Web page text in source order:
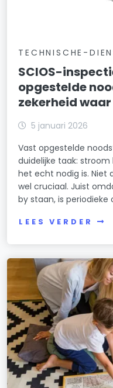
TECHNISCHE-
SCIOS-
opgestelde
zekerheid
5 januari 2026
Vast opgestelde
duidelijke taak:
het echt nodig is. Niet
wel cruciaal. Juist
by staan, is
LEES VERDER